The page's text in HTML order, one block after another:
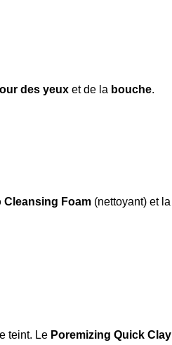
des yeux et de la bouche.
Cleansing Foam (nettoyant) et la
le teint. Le Poremizing Quick